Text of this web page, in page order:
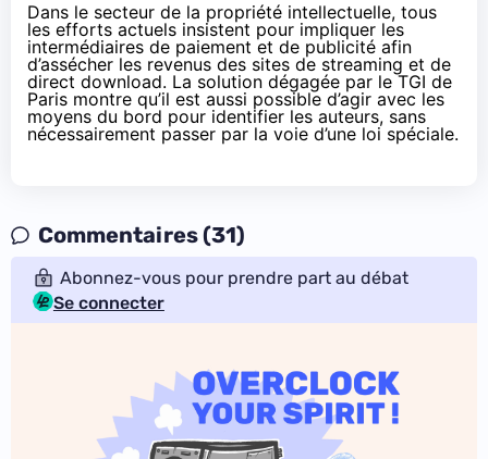
Dans le secteur de la propriété intellectuelle, tous
les efforts actuels insistent pour impliquer les
intermédiaires de paiement et de publicité afin
d’assécher les revenus des sites de streaming et de
direct download. La solution dégagée par le TGI de
Paris montre qu’il est aussi possible d’agir avec les
moyens du bord pour identifier les auteurs, sans
nécessairement passer par la voie d’une loi spéciale.
Commentaires (31)
Abonnez-vous pour prendre part au débat
Se connecter